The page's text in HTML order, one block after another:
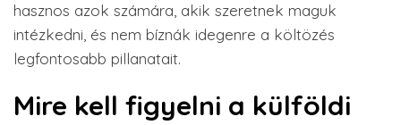
hasznos azok számára, akik szeretnek maguk
intézkedni, és nem bíznák idegenre a költözés
legfontosabb pillanatait.
Mire kell figyelni a külföldi